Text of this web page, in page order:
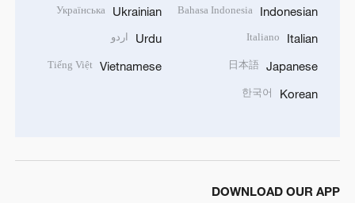
Indonesian
Bahasa Indonesia
Italian
Italiano
Japanese
日本語
Korean
한국어
Ukrainian
Українська
Urdu اردو
Vietnamese
Tiếng Việt
DOWNLOAD OUR APP